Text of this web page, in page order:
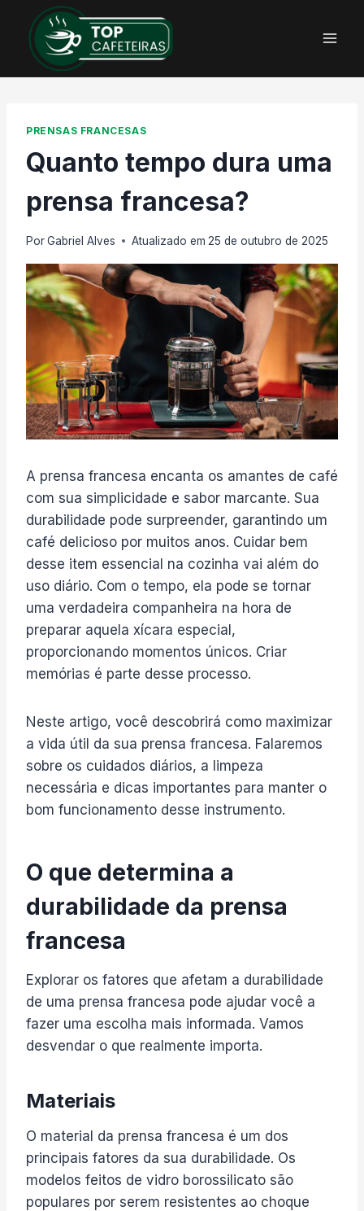
Conteúdo
PRENSAS FRANCESAS
Quanto tempo dura uma
prensa francesa?
PorGabriel Alves Atualizado em 25 de outubro de 2025
A prensa francesa encanta os amantes de café
com sua simplicidade e sabor marcante. Sua
durabilidade pode surpreender, garantindo um
café delicioso por muitos anos. Cuidar bem
desse item essencial na cozinha vai além do
uso diário. Com o tempo, ela pode se tornar
uma verdadeira companheira na hora de
preparar aquela xícara especial,
proporcionando momentos únicos. Criar
memórias é parte desse processo.
Neste artigo, você descobrirá como maximizar
a vida útil da sua prensa francesa. Falaremos
sobre os cuidados diários, a limpeza
necessária e dicas importantes para manter o
bom funcionamento desse instrumento.
O que determina a
durabilidade da prensa
francesa
Explorar os fatores que afetam a durabilidade
de uma prensa francesa pode ajudar você a
fazer uma escolha mais informada. Vamos
desvendar o que realmente importa.
Materiais
O material da prensa francesa é um dos
principais fatores da sua durabilidade. Os
modelos feitos de vidro borossilicato são
populares por serem resistentes ao choque